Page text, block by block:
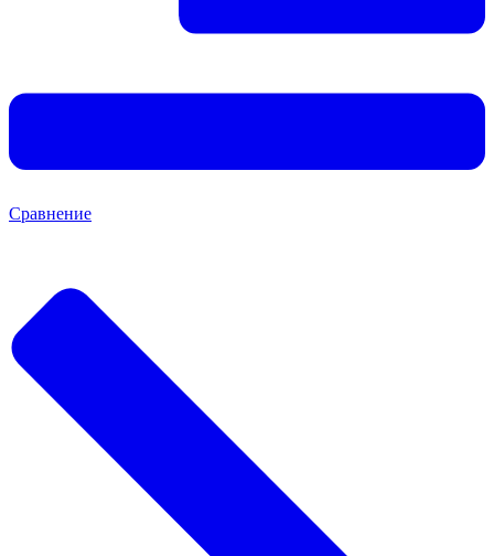
Сравнение